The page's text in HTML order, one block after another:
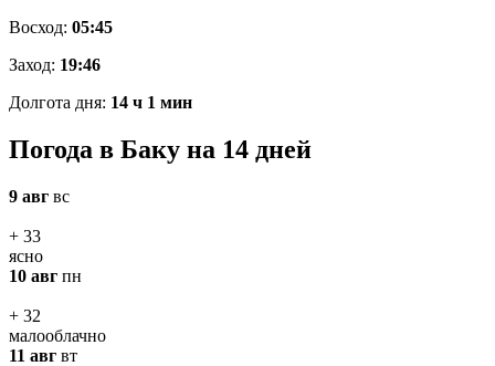
Восход: 05:45
Заход: 19:46
Долгота дня: 14 ч 1 мин
Погода в Баку на 14 дней
9 авг вс
+ 33
ясно
10 авг пн
+ 32
малооблачно
11 авг вт